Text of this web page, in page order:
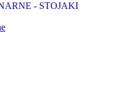
- STOJAKI